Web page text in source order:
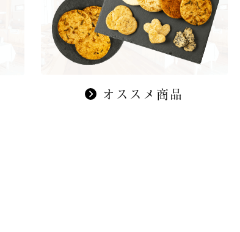
オススメ商品